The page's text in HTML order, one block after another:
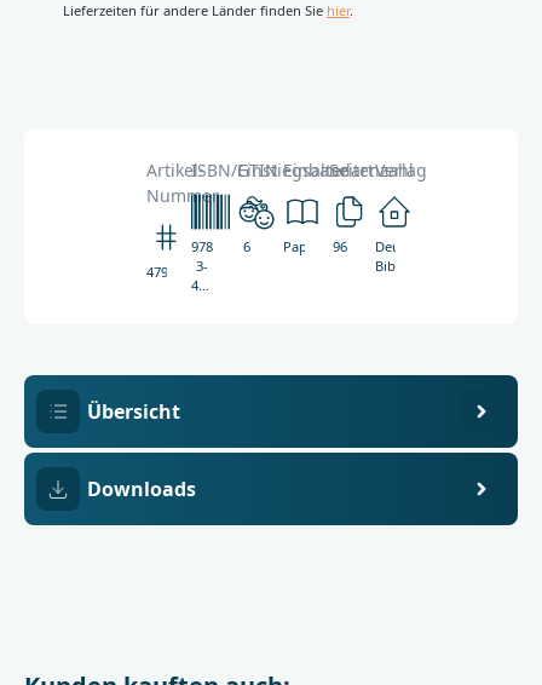
Lieferzeiten für andere Länder finden Sie hier.
Artikel-
Nummer
4794
ISBN/GTIN
978-
3-
438-
Einstiegsalter
6
Einbandart
Paperback
Seitenzahl
96
Verlag
Deutsche
Bibelgesellschaft
Übersicht
Downloads